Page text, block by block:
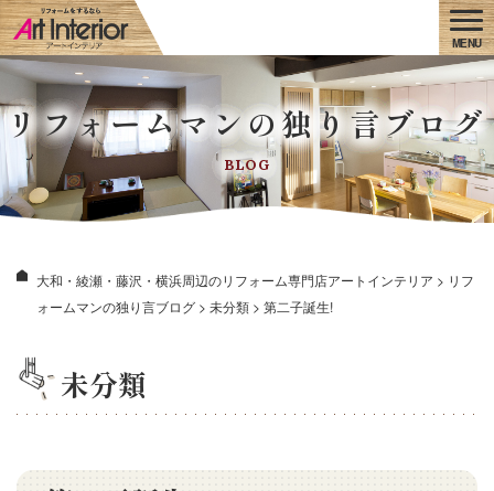
リフォームマンの独り言ブログ
BLOG
大和・綾瀬・藤沢・横浜周辺のリフォーム専門店アートインテリア > リフ
ォームマンの独り言ブログ > 未分類 > 第二子誕生!
未分類